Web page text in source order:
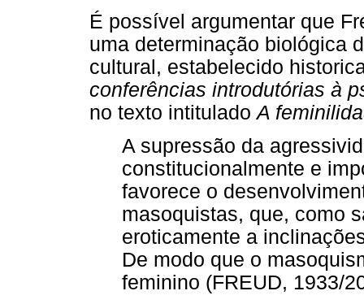
É possível argumentar que
uma determinação biológica
cultural, estabelecido
conferências introdutórias à
no texto intituladoA
A supressão da
constitucionalmente e
favorece o
masoquistas, que, como
eroticamente a
De modo que o
feminino (FREUD, 1933/